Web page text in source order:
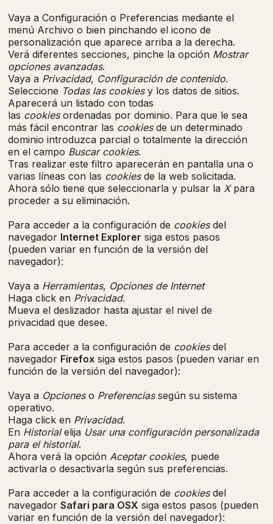
Vaya a Configuración o Preferencias mediante el
menú Archivo o bien pinchando el icono de
personalización que aparece arriba a la derecha.
Verá diferentes secciones, pinche la opción Mostrar
opciones avanzadas.
Vaya a Privacidad, Configuración de contenido.
Seleccione Todas las cookiesy los datos de sitios.
Aparecerá un listado con todas
las cookiesordenadas por dominio. Para que le sea
más fácil encontrar las cookiesde un determinado
dominio introduzca parcial o totalmente la dirección
en el campo Buscar cookies.
Tras realizar este filtro aparecerán en pantalla una o
varias líneas con las cookiesde la web solicitada.
Ahora sólo tiene que seleccionarla y pulsar la Xpara
proceder a su eliminación.
Para acceder a la configuración de cookiesdel
navegador Internet Explorer siga estos pasos
(pueden variar en función de la versión del
navegador):
Vaya a Herramientas, Opciones de Internet
Haga click en Privacidad.
Mueva el deslizador hasta ajustar el nivel de
privacidad que desee.
Para acceder a la configuración de cookiesdel
navegador Firefox siga estos pasos (pueden variar en
función de la versión del navegador):
Vaya a Opcioneso Preferenciassegún su sistema
operativo.
Haga click en Privacidad.
En Historialelija Usar una configuración personalizada
para el historial.
Ahora verá la opción Aceptar cookies, puede
activarla o desactivarla según sus preferencias.
Para acceder a la configuración de cookiesdel
navegadorSafari para OSX siga estos pasos (pueden
variar en función de la versión del navegador):